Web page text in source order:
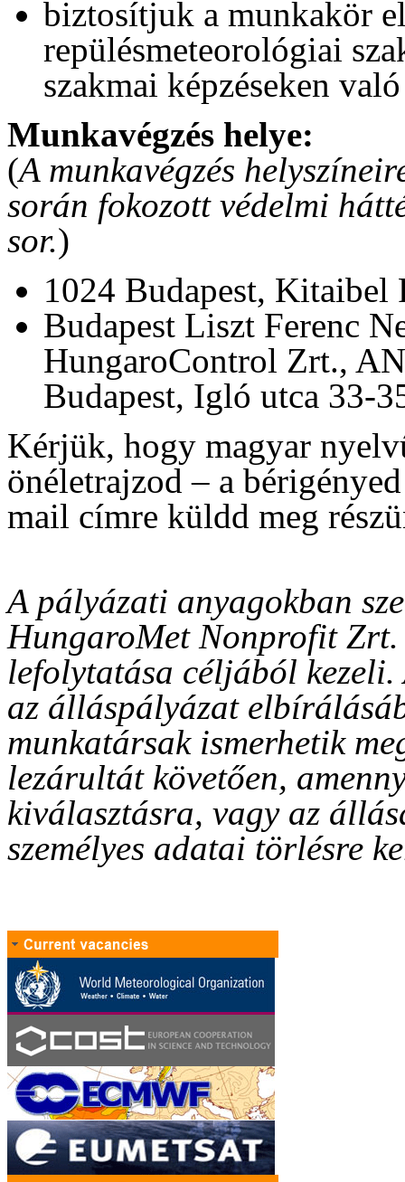
biztosítjuk a munkakör
repülésmeteorológiai
szakmai képzéseken
Munkavégzés helye:
(A munkavégzés
során fokozott védelmi
sor.)
1024 Budapest, Kitaibel
Budapest Liszt Ferenc
HungaroControl Zrt.,
Budapest, Igló utca 33-
Kérjük, hogy magyar
önéletrajzod – a
mail címre küldd meg
A pályázati anyagokban
HungaroMet Nonprofit
lefolytatása céljából
az álláspályázat
munkatársak ismerhetik
lezárultát követően,
kiválasztásra, vagy az
személyes adatai törlésre